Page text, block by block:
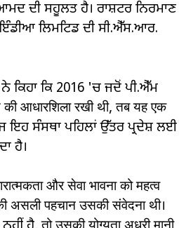
ਦੀ ਸਹੂਲਤ ਹੈ। ਰਾਸ਼ਟਰ ਨਿਰਮਾਣ
ਲਿਮਟਿਡ ਦੀ ਸੀ.ਐੱਸ.ਆਰ.
ਕਿ 2016 'ਚ ਜਦੋਂ ਪੀ.ਐੱਮ
आधारशिला रखी थी, तब यह एक
ਇਹ ਸੰਸਥਾ ਪਹਿਲਾਂ ਉੱਤਰ ਪ੍ਰਦੇਸ਼ ਲਈ
ਹੈ।
और सेवा भावना को महत्व
असली पहचान उसकी संवेदना थी।